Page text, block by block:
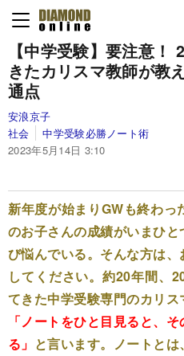
【中学受験】 要注意！
きたカリスマ教師が教
通点
安浪京子
社会
中学受験必勝ノート術
2023年5月14日 3:10
新年度が始まりGWも終わ
のお子さんの成績がいまひ
び悩んでいる。そんな方は
してください。約20年間、
てきた中学受験専門のカリ
「ノートをひと目見ると、
る」 と言います。ノートと